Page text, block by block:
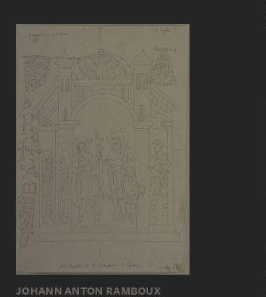
JOHANN ANTON RAMBOUX